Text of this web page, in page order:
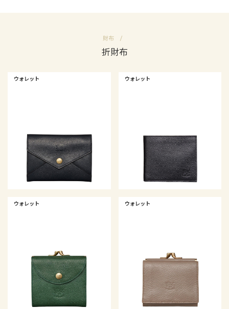
財布
折財布
ウォレット ウォレット
ウォレット ウォレット